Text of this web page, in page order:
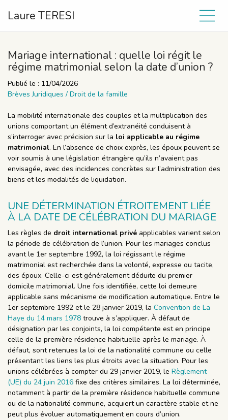
Laure TERESI
Mariage international : quelle loi régit le
régime matrimonial selon la date d’union ?
Publié le : 11/04/2026
Brèves Juridiques / Droit de la famille
La mobilité internationale des couples et la multiplication des
unions comportant un élément d’extranéité conduisent à
s’interroger avec précision sur la loi applicable au régime
matrimonial. En l’absence de choix exprès, les époux peuvent se
voir soumis à une législation étrangère qu’ils n’avaient pas
envisagée, avec des incidences concrètes sur l’administration des
biens et les modalités de liquidation.
UNE DÉTERMINATION ÉTROITEMENT LIÉE
À LA DATE DE CÉLÉBRATION DU MARIAGE
Les règles de droit international privé applicables varient selon
la période de célébration de l’union. Pour les mariages conclus
avant le 1er septembre 1992, la loi régissant le régime
matrimonial est recherchée dans la volonté, expresse ou tacite,
des époux. Celle-ci est généralement déduite du premier
domicile matrimonial. Une fois identifiée, cette loi demeure
applicable sans mécanisme de modification automatique. Entre le
1er septembre 1992 et le 28 janvier 2019, la Convention de La
Haye du 14 mars 1978 trouve à s’appliquer. À défaut de
désignation par les conjoints, la loi compétente est en principe
celle de la première résidence habituelle après le mariage. À
défaut, sont retenues la loi de la nationalité commune ou celle
présentant les liens les plus étroits avec la situation. Pour les
unions célébrées à compter du 29 janvier 2019, le Règlement
(UE) du 24 juin 2016 fixe des critères similaires. La loi déterminée,
notamment à partir de la première résidence habituelle commune
ou de la nationalité commune, acquiert un caractère stable et ne
peut plus évoluer automatiquement en cours d’union.